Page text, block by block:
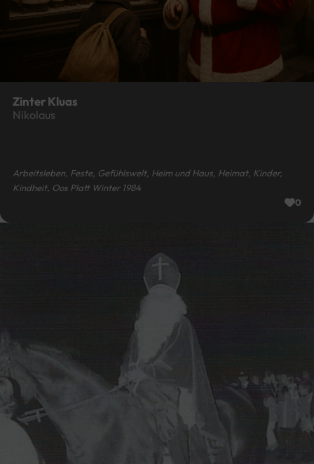
Zinter Kluas
Nikolaus
Arbeitsleben, Feste, Gefühlswelt, Heim und Haus, Heimat, Kinder,
Kindheit, Oos Platt Winter 1984
0